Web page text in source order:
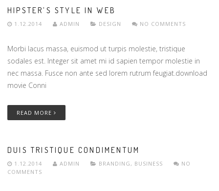
HIPSTER’S STYLE IN WEB
1.12.2014 ADMIN DESIGN NO COMMENTS
Morbi lacus massa, euismod ut turpis molestie, tristique
sodales est. Integer sit amet mi id sapien tempor molestie in
nec massa. Fusce non ante sed lorem rutrum feugiat.download
movie Conni
READ MORE
DUIS TRISTIQUE CONDIMENTUM
1.12.2014 ADMIN BRANDING , BUSINESS
NO
COMMENTS